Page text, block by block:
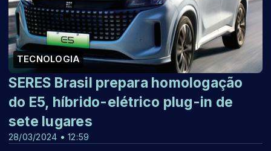
TECNOLOGIA
28/03/2024 • 12:59
SERES Brasil prepara homologação
do E5, híbrido-elétrico plug-in de
sete lugares